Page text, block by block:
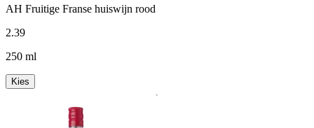
AH Fruitige Franse huiswijn rood
2.39
250 ml
Kies